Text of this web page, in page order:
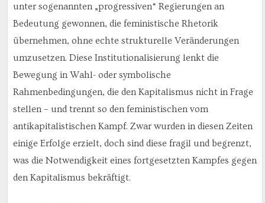
unter sogenannten „progressiven“ Regierungen an
Bedeutung gewonnen, die feministische Rhetorik
übernehmen, ohne echte strukturelle Veränderungen
umzusetzen. Diese Institutionalisierung lenkt die
Bewegung in Wahl- oder symbolische
Rahmenbedingungen, die den Kapitalismus nicht in Frage
stellen – und trennt so den feministischen vom
antikapitalistischen Kampf. Zwar wurden in diesen Zeiten
einige Erfolge erzielt, doch sind diese fragil und begrenzt,
was die Notwendigkeit eines fortgesetzten Kampfes gegen
den Kapitalismus bekräftigt.